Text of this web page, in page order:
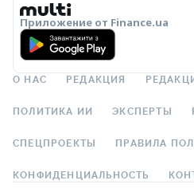
Приложение от Finance.ua
О НАС РЕДАКЦИЯ
ПОЛИТИКА ИИ ЭКСПЕРТЫ
СПЕЦПРОЕКТЫ ПРАВИЛА
КОНФИДЕНЦИАЛЬНОСТЬ